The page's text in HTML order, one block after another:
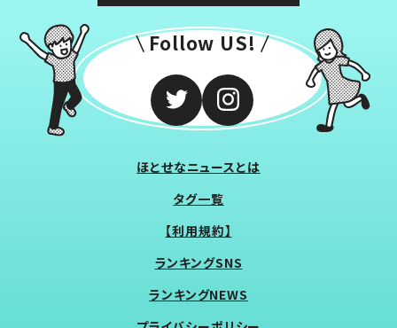
Follow US!
ほとせなニュースとは
タグ一覧
【利用規約】
ランキングSNS
ランキングNEWS